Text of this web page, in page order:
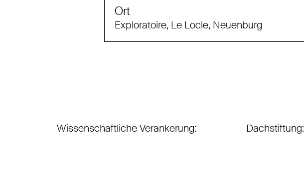
Ort
Exploratoire, Le Locle, Neuenburg
Wissenschaftliche Verankerung: Dachstiftung: